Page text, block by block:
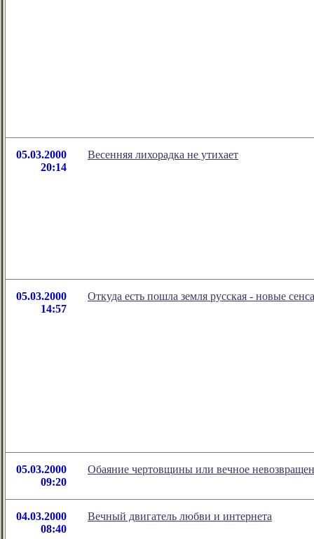
05.03.2000
20:14
Весенняя лихорадка не утихает
05.03.2000
14:57
Откуда есть пошла земля русская - новые
05.03.2000
09:20
Обаяние чертовщины или вечное
04.03.2000
08:40
Вечный двигатель любви и интернета